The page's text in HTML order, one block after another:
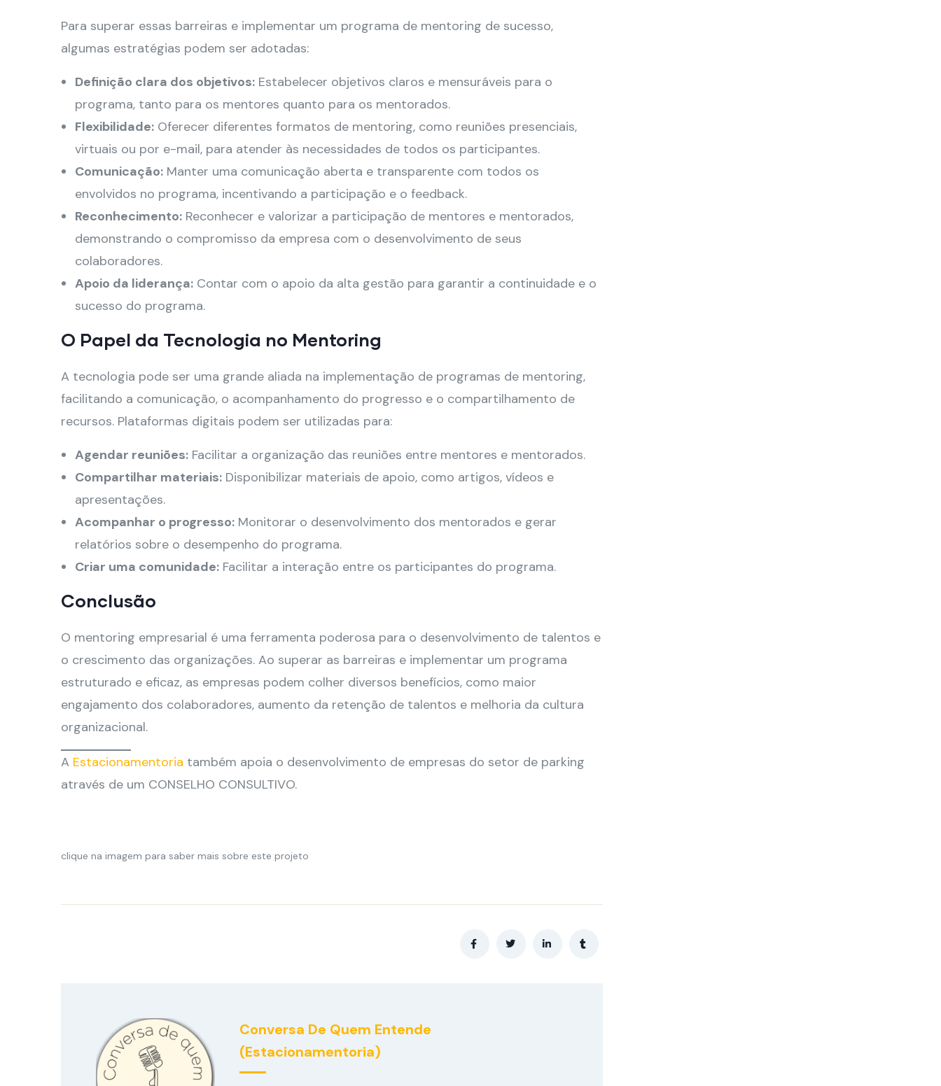
Para superar essas barreiras e implementar um programa de mentoring de sucesso,
algumas estratégias podem ser adotadas:
Definição clara dos objetivos: Estabelecer objetivos claros e mensuráveis para o
programa, tanto para os mentores quanto para os mentorados.
Flexibilidade: Oferecer diferentes formatos de mentoring, como reuniões presenciais,
virtuais ou por e-mail, para atender às necessidades de todos os participantes.
Comunicação: Manter uma comunicação aberta e transparente com todos os
envolvidos no programa, incentivando a participação e o feedback.
Reconhecimento: Reconhecer e valorizar a participação de mentores e mentorados,
demonstrando o compromisso da empresa com o desenvolvimento de seus
colaboradores.
Apoio da liderança: Contar com o apoio da alta gestão para garantir a continuidade e o
sucesso do programa.
O Papel da Tecnologia no Mentoring
A tecnologia pode ser uma grande aliada na implementação de programas de mentoring,
facilitando a comunicação, o acompanhamento do progresso e o compartilhamento de
recursos. Plataformas digitais podem ser utilizadas para:
Agendar reuniões: Facilitar a organização das reuniões entre mentores e mentorados.
Compartilhar materiais: Disponibilizar materiais de apoio, como artigos, vídeos e
apresentações.
Acompanhar o progresso: Monitorar o desenvolvimento dos mentorados e gerar
relatórios sobre o desempenho do programa.
Criar uma comunidade: Facilitar a interação entre os participantes do programa.
Conclusão
O mentoring empresarial é uma ferramenta poderosa para o desenvolvimento de talentos e
o crescimento das organizações. Ao superar as barreiras e implementar um programa
estruturado e eficaz, as empresas podem colher diversos benefícios, como maior
engajamento dos colaboradores, aumento da retenção de talentos e melhoria da cultura
organizacional.
A Estacionamentoria também apoia o desenvolvimento de empresas do setor de parking
através de um CONSELHO CONSULTIVO.
clique na imagem para saber mais sobre este projeto
Conversa De Quem Entende
(Estacionamentoria)